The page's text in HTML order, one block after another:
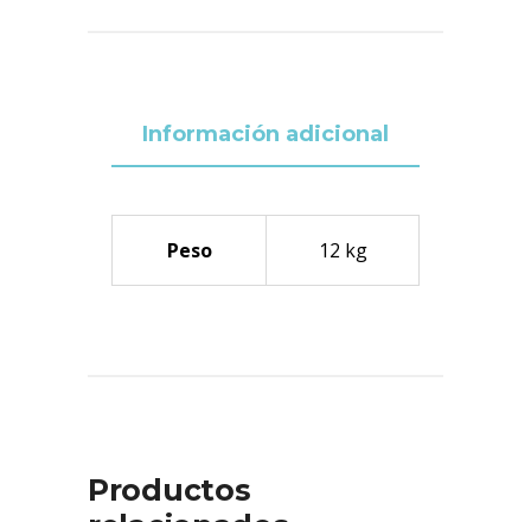
Información adicional
Peso 12 kg
Productos